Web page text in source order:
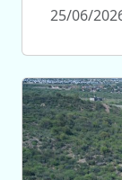
25/06/